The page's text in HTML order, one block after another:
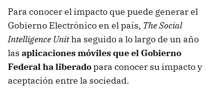
Para conocer el impacto que puede generar el
Gobierno Electrónico en el país, The Social
Intelligence Unitha seguido a lo largo de un año
las aplicaciones móviles que el Gobierno
Federal ha liberadopara conocer su impacto y
aceptación entre la sociedad.